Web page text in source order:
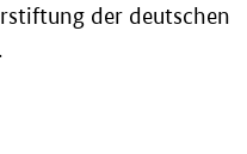
der deutschen